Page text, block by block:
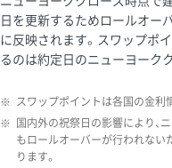
日を更新するためロールオー
に反映されます。スワップポ
るのは約定日のニューヨーク
※ スワップポイントは各国の金利
※
国内外の祝祭日の影響により、
もロールオーバーが行われない
ります。